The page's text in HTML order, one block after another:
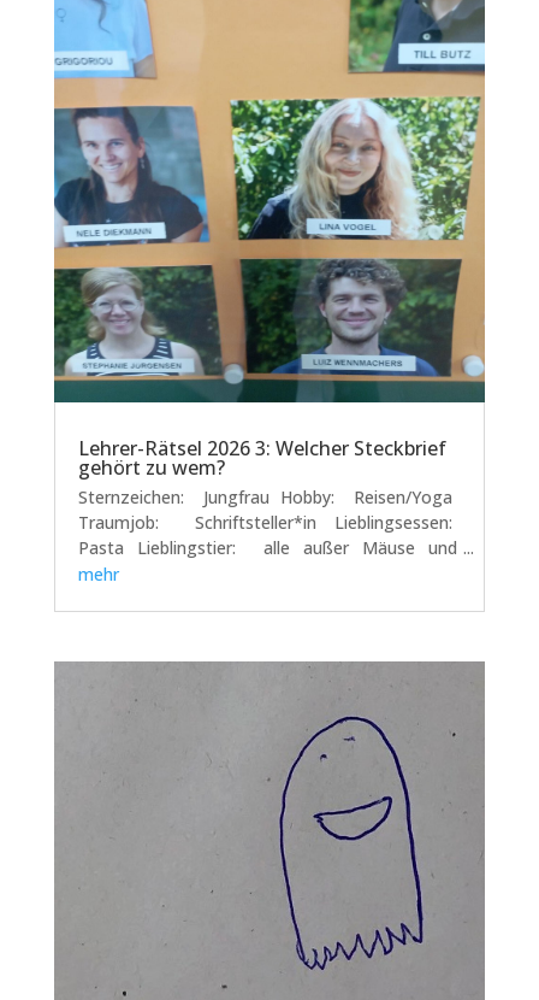
Lehrer-Rätsel 2026 3: Welcher Steckbrief
gehört zu wem?
Sternzeichen: Jungfrau Hobby: Reisen/Yoga
Traumjob: Schriftsteller*in Lieblingsessen:
Pasta Lieblingstier: alle außer Mäuse und
Ratten Lieblingsfach: Sprachen Lieblingsoutfit:
mehr